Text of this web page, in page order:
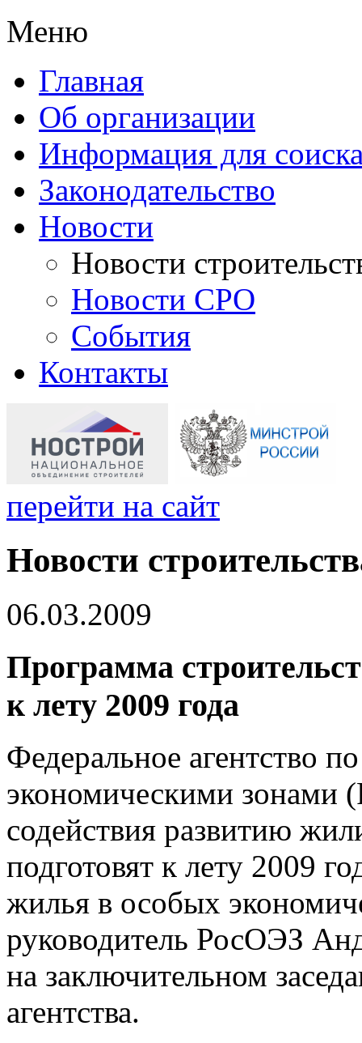
Меню
Главная
Об организации
Информация для
Законодательство
Новости
Новости
Новости СРО
События
Контакты
перейти на сайт
Новости
06.03.2009
Программа
к лету 2009 года
Федеральное агентство
экономическими
содействия развитию
подготовят к лету 2009
жилья в особых
руководитель РосОЭЗ
на заключительном
агентства.